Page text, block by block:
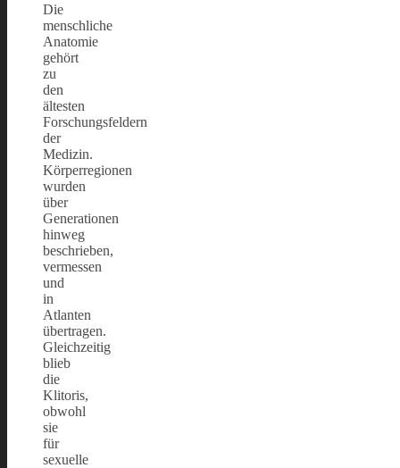
Die
menschliche
Anatomie
gehört
zu
den
ältesten
Forschungsfeldern
der
Medizin.
Körperregionen
wurden
über
Generationen
hinweg
beschrieben,
vermessen
und
in
Atlanten
übertragen.
Gleichzeitig
blieb
die
Klitoris,
obwohl
sie
für
sexuelle